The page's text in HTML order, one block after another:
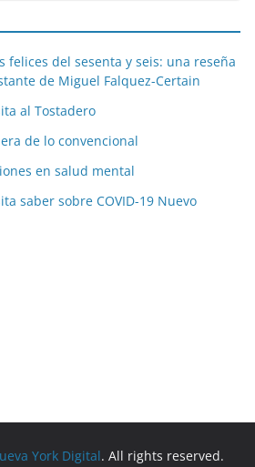
felices del sesenta y seis: una reseña
de Miguel Falquez-Certain
al Tostadero
de lo convencional
en salud mental
saber sobre COVID-19 Nuevo
York Digital. All rights reserved.